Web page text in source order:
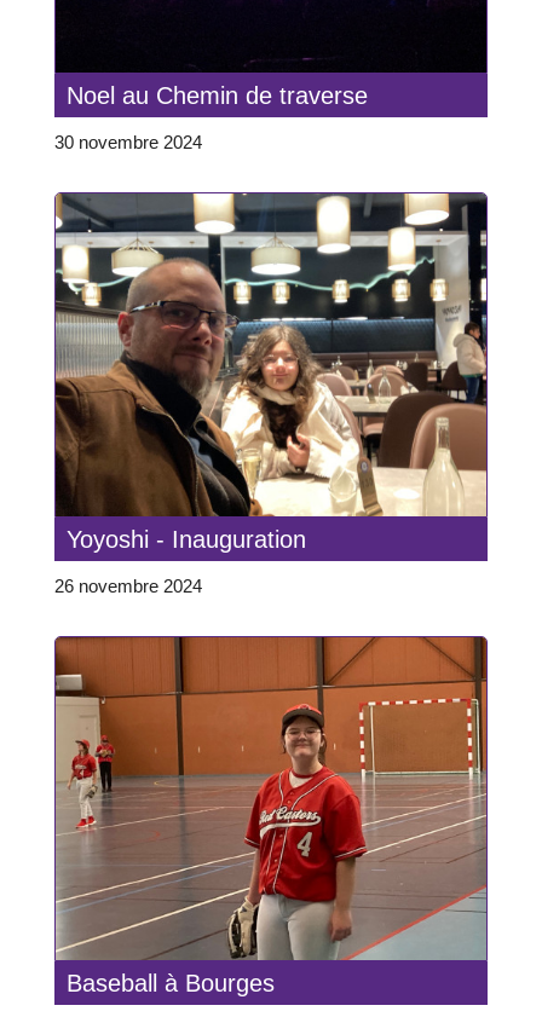
Noel au Chemin de traverse
30 novembre 2024
Yoyoshi - Inauguration
26 novembre 2024
Baseball à Bourges